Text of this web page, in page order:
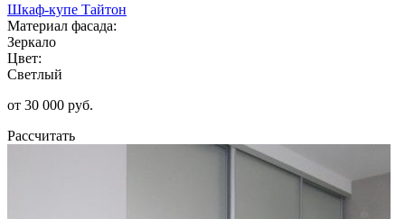
Шкаф-купе Тайтон
Материал фасада:
Зеркало
Цвет:
Светлый
от 30 000 руб.
Рассчитать